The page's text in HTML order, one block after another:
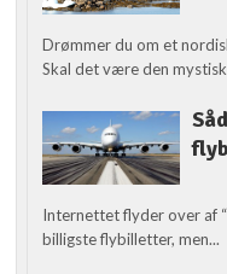
Drømmer du om et
Skal det være den
Internettet flyder over af
billigste flybilletter, men...